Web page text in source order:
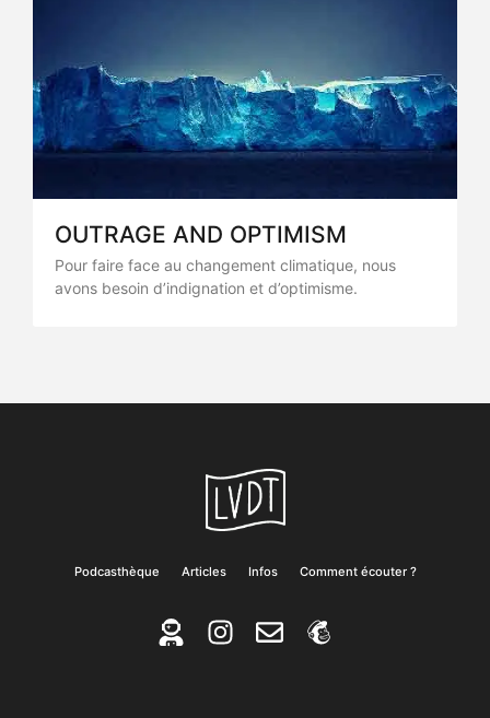
OUTRAGE AND OPTIMISM
Pour faire face au changement climatique, nous
avons besoin d’indignation et d’optimisme.
Podcasthèque Articles Infos Comment écouter ?